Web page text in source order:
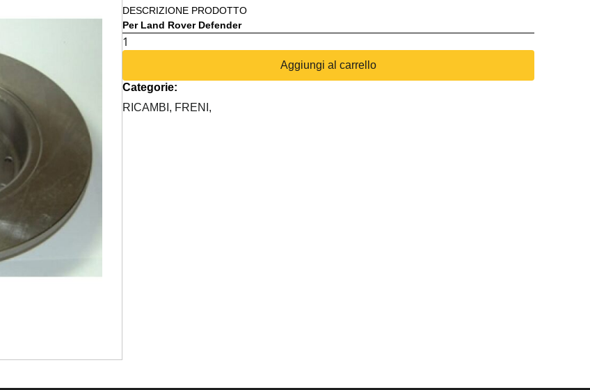
DESCRIZIONE PRODOTTO
Per Land Rover Defender
DISCO
VENTILATO
quantità
Aggiungi al carrello
Categorie:
RICAMBI, FRENI,